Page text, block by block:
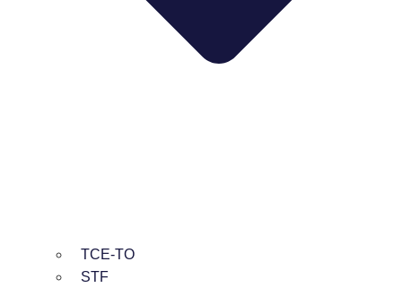
TCE-TO
STF